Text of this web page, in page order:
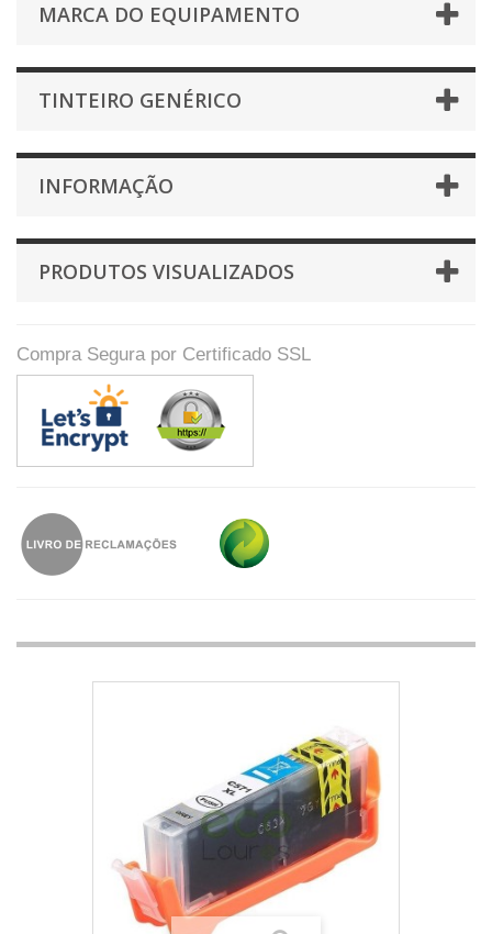
MARCA DO EQUIPAMENTO
TINTEIRO GENÉRICO
INFORMAÇÃO
PRODUTOS VISUALIZADOS
Compra Segura por Certificado SSL